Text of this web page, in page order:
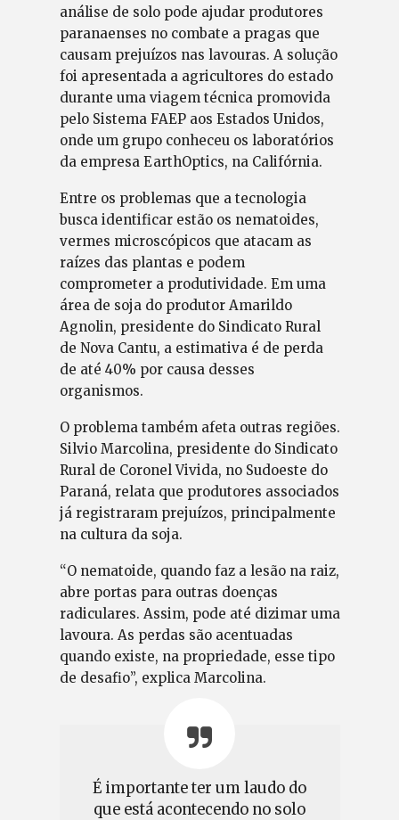
análise de solo pode ajudar produtores
paranaenses no combate a pragas que
causam prejuízos nas lavouras. A solução
foi apresentada a agricultores do estado
durante uma viagem técnica promovida
pelo Sistema FAEP aos Estados Unidos,
onde um grupo conheceu os laboratórios
da empresa EarthOptics, na Califórnia.
Entre os problemas que a tecnologia
busca identificar estão os nematoides,
vermes microscópicos que atacam as
raízes das plantas e podem
comprometer a produtividade. Em uma
área de soja do produtor Amarildo
Agnolin, presidente do Sindicato Rural
de Nova Cantu, a estimativa é de perda
de até 40% por causa desses
organismos.
O problema também afeta outras regiões.
Silvio Marcolina, presidente do Sindicato
Rural de Coronel Vivida, no Sudoeste do
Paraná, relata que produtores associados
já registraram prejuízos, principalmente
na cultura da soja.
“O nematoide, quando faz a lesão na raiz,
abre portas para outras doenças
radiculares. Assim, pode até dizimar uma
lavoura. As perdas são acentuadas
quando existe, na propriedade, esse tipo
de desafio”, explica Marcolina.
É importante ter um laudo do
que está acontecendo no solo